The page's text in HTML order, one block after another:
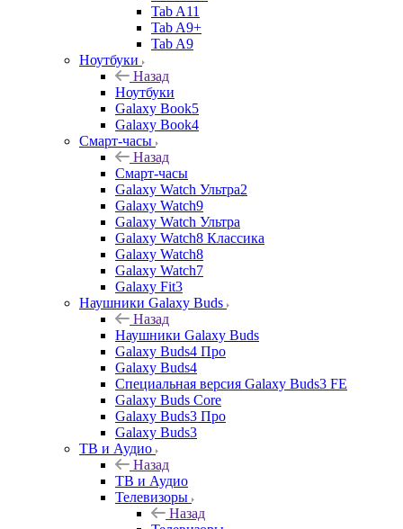
Tab A11
Tab A9+
Tab A9
Ноутбуки
Назад
Ноутбуки
Galaxy Book5
Galaxy Book4
Смарт-часы
Назад
Смарт-часы
Galaxy Watch Ультра2
Galaxy Watch9
Galaxy Watch Ультра
Galaxy Watch8 Классика
Galaxy Watch8
Galaxy Watch7
Galaxy Fit3
Наушники Galaxy Buds
Назад
Наушники Galaxy Buds
Galaxy Buds4 Про
Galaxy Buds4
Специальная версия Galaxy Buds3 FE
Galaxy Buds Core
Galaxy Buds3 Про
Galaxy Buds3
ТВ и Аудио
Назад
ТВ и Аудио
Телевизоры
Назад